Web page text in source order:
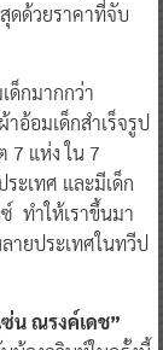
ด้วยราคาที่จับ
ด็กมากกว่า
อ้อมเด็กสำเร็จรูป
7 แห่ง ใน 7
ะเทศ และมีเด็ก
ทำให้เราขึ้นมา
ายประเทศในทวีป
น ณรงค์เดช”